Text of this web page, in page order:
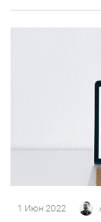
проблемы
1 Июн 2022